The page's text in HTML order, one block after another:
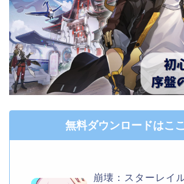
無料ダウンロードはこ
崩壊：スターレイ